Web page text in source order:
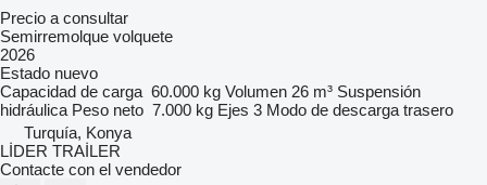
Precio a consultar
Semirremolque volquete
2026
Estado nuevo
Capacidad de carga 60.000 kg Volumen 26 m³ Suspensión
hidráulica Peso neto 7.000 kg Ejes 3 Modo de descarga trasero
Turquía, Konya
LİDER TRAİLER
Contacte con el vendedor